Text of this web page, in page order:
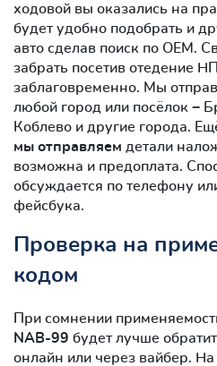
ходовой вы оказались на
будет удобно подобрать и
авто сделав поиск по OEM.
забрать посетив отедение
заблаговременно. Мы
любой город или посёлок −
Коблево и другие города.
мы отправляем детали
возможна и предоплата.
обсуждается по телефону
фейсбука.
Проверка на
кодом
При сомнении
NAB-99 будет лучше
онлайн или через вайбер.